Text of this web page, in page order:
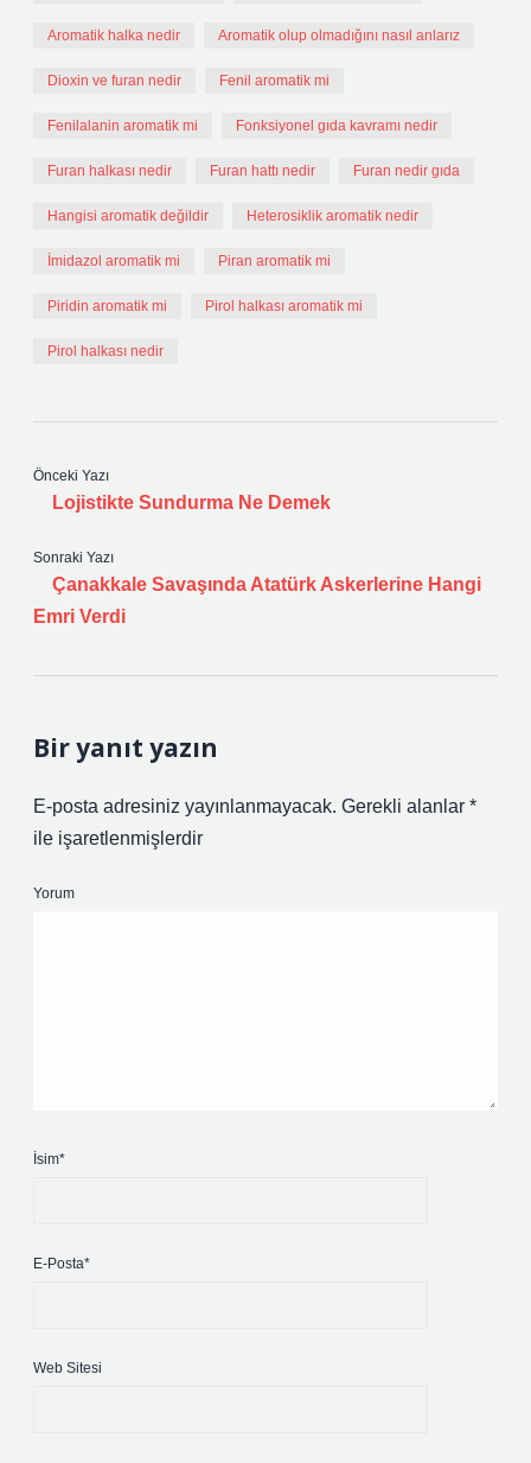
Aromatik halka nedir Aromatik olup olmadığını nasıl anlarız
Dioxin ve furan nedir Fenil aromatik mi
Fenilalanin aromatik mi Fonksiyonel gıda kavramı nedir
Furan halkası nedir Furan hattı nedir Furan nedir gıda
Hangisi aromatik değildir Heterosiklik aromatik nedir
İmidazol aromatik mi Piran aromatik mi
Piridin aromatik mi Pirol halkası aromatik mi
Pirol halkası nedir
Önceki Yazı
Lojistikte Sundurma Ne Demek
Sonraki Yazı
Çanakkale Savaşında Atatürk Askerlerine Hangi
Emri Verdi
Bir yanıt yazın
E-posta adresiniz yayınlanmayacak. Gerekli alanlar *
ile işaretlenmişlerdir
Yorum
İsim*
E-Posta*
Web Sitesi